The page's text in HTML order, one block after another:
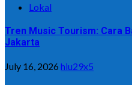
Lokal
Tren Music Tourism: Cara
Jakarta
July 16, 2026 hiu29x5